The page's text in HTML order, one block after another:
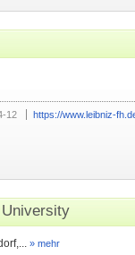
12 https://www.leibniz-
» mehr